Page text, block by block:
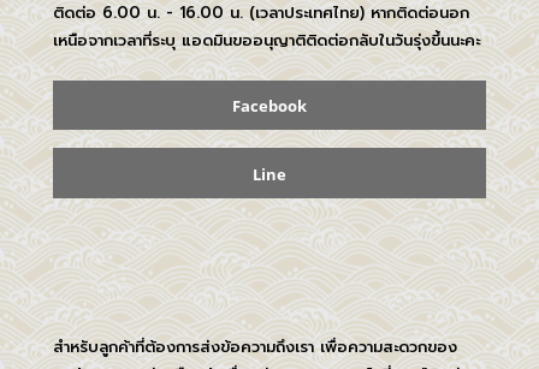
ติดต่อ 6.00 น. - 16.00 น. (เวลาประเทศไทย) หากติดต่อนอก
เหนือจากเวลาที่ระบุ แอดมินขออนุญาติติดต่อกลับในวันรุ่งขึ้นนะคะ
Facebook
Line
สำหรับลูกค้าที่ต้องการส่งข้อความถึงเรา เพื่อความสะดวกของ